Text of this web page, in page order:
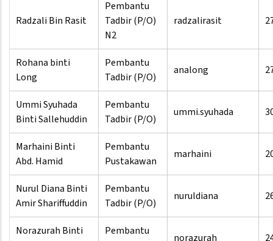
Radzali Bin Rasit
Pembantu
Tadbir (P/O)
N2
radzalirasit
Rohana binti
Long
Pembantu
Tadbir (P/O)
analong
Ummi Syuhada
Binti Sallehuddin
Pembantu
Tadbir (P/O)
ummi.syuhada
Marhaini Binti
Abd. Hamid
Pembantu
Pustakawan
marhaini
Nurul Diana Binti
Amir Shariffuddin
Pembantu
Tadbir (P/O)
nuruldiana
Norazurah Binti
Pembantu
norazurah